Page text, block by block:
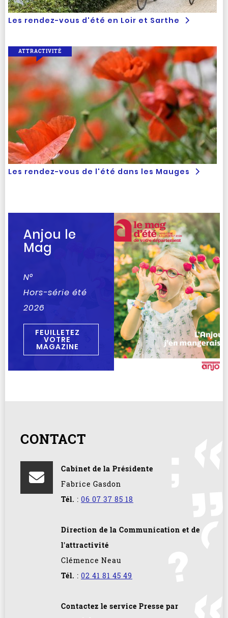
Les rendez-vous d'été en Loir et Sarthe
Les rendez-vous de l'été dans les Mauges
ATTRACTIVITÉ
Anjou le
Mag
N°
Hors-série été
2026
FEUILLETEZ
VOTRE
MAGAZINE
CONTACT
Cabinet de la Présidente
Fabrice Gasdon
Tél. : 06 07 37 85 18
Direction de la Communication et de
l'attractivité
Clémence Neau
Tél. : 02 41 81 45 49
Contactez le service Presse par